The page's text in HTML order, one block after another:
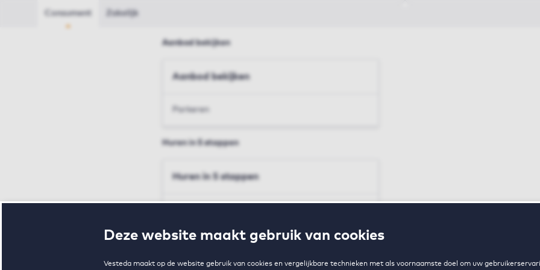
Deze website maakt gebruik van cookies
Vesteda maakt op de website gebruik van cookies en vergelijkbare technieken met als voornaamste doel om uw
Consument Zakelijk
Aanbod bekijken
Aanbod bekijken
Parkeren
Huren in 5 stappen
Huren in 5 stappen
Voorwaarden en toewijzing